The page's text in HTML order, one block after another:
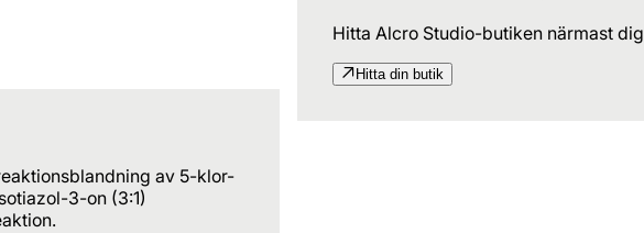
av 5-klor-
3-on (3:1)
Hitta Alcro Studio-butiken närmast dig
Hitta din butik